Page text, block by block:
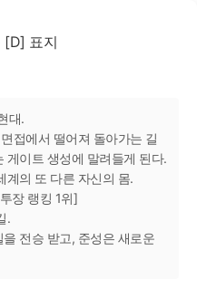
대.
접에서 떨어져 돌아가는 길
게이트 생성에 말려들게 된다.
계의 또 다른 자신의 몸.
장 랭킹 1위]
.
전승 받고, 준성은 새로운